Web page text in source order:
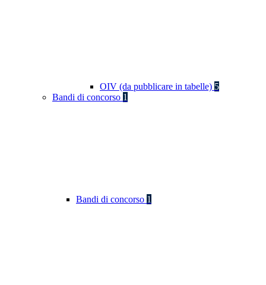
OIV (da pubblicare in tabelle) 5
Bandi di concorso 1
Bandi di concorso 1